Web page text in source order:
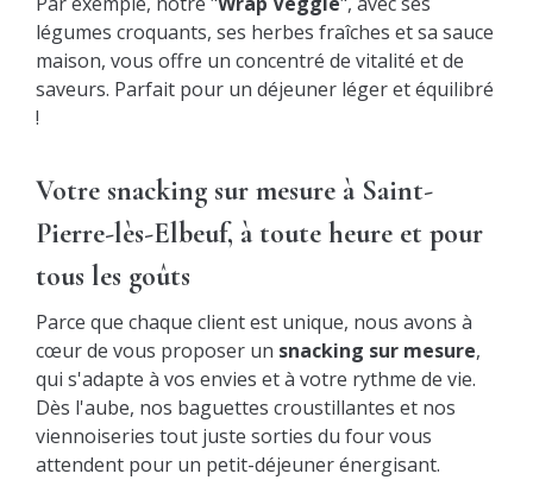
légumes croquants, ses herbes fraîches et sa sauce
maison, vous offre un concentré de vitalité et de
saveurs. Parfait pour un déjeuner léger et équilibré
!
Votre snacking sur mesure à Saint-
Pierre-lès-Elbeuf, à toute heure et pour
tous les goûts
Parce que chaque client est unique, nous avons à
cœur de vous proposer un snacking sur mesure,
qui s'adapte à vos envies et à votre rythme de vie.
Dès l'aube, nos baguettes croustillantes et nos
viennoiseries tout juste sorties du four vous
attendent pour un petit-déjeuner énergisant.